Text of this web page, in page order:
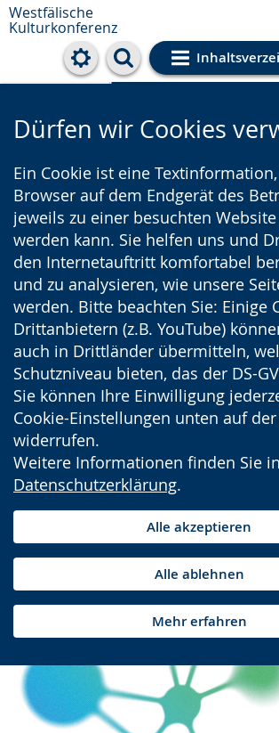
Westfälische
Kulturkonferenz
Cookie-Einstellungen
Dürfen wir Cookies
Ein Cookie ist eine
Browser auf dem Endgerät des
jeweils zu einer besuchten
werden kann. Sie helfen uns und
den Internetauftritt komfortabel
und zu analysieren, wie unsere
werden. Bitte beachten Sie: Einige
Drittanbietern (z.B. YouTube)
auch in Drittländer übermitteln,
Schutzniveau bieten, das der DS-
Sie können Ihre Einwilligung
Cookie-Einstellungen unten auf
widerrufen.
Weitere Informationen finden Sie
Datenschutzerklärung.
Alle akzeptieren
Alle ablehnen
Mehr erfahren